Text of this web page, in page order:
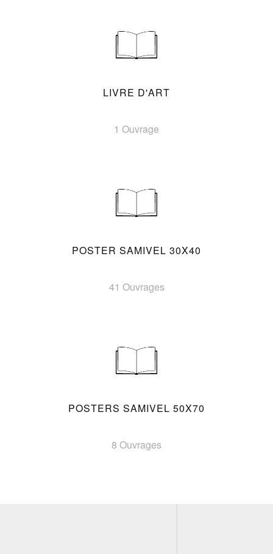
LIVRE D'ART
1 Ouvrage
POSTER SAMIVEL 30X40
41 Ouvrages
POSTERS SAMIVEL 50X70
8 Ouvrages